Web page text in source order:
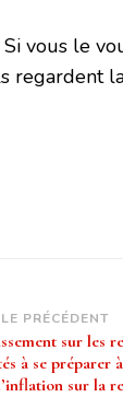
Si vous le
regardent
PRÉCÉDENT
sur les
à se préparer
sur la